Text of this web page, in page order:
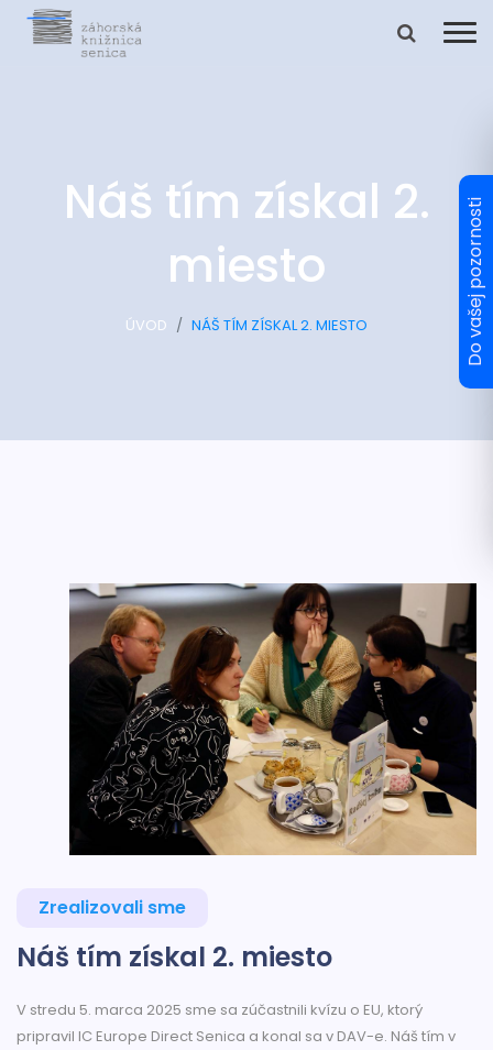
Náš tím získal 2.
miesto
ÚVOD NÁŠ TÍM ZÍSKAL 2. MIESTO
Zrealizovali sme
Náš tím získal 2. miesto
V stredu 5. marca 2025 sme sa zúčastnili kvízu o EU, ktorý
pripravil IC Europe Direct Senica a konal sa v DAV-e. Náš tím v